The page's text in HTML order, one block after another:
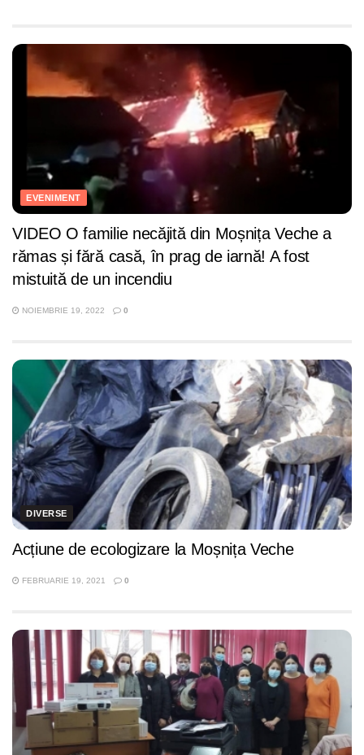
EVENIMENT
VIDEO O familie necăjită din Moșnița Veche a
rămas și fără casă, în prag de iarnă! A fost
mistuită de un incendiu
NOIEMBRIE 19, 2022 0
DIVERSE
Acțiune de ecologizare la Moșnița Veche
FEBRUARIE 19, 2021 0